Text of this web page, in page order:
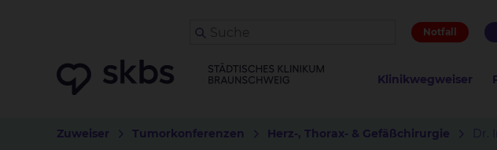
Notfall
Klinikwegweiser
Zuweiser Tumorkonferenzen Herz-, Thorax- & Gefäßchirurgie Dr.